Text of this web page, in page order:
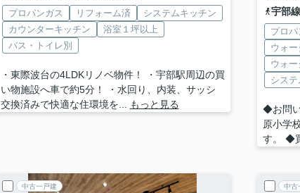
プロパンガス リフォーム済
システムキッチン
カウンターキッチン
浴室１坪以上
バス・トイレ別
・東際波台の4LDKリノベ物件！ ・宇部駅周辺の買
い物施設へ車で約5分！ ・水回り、内装、サッシ
交換済みで快適な住環境を...
もっと見る
宇部線
プロパ
ウォー
ウォ
シス
◆お問
原小学
す。 ◆
中古一戸建 中古